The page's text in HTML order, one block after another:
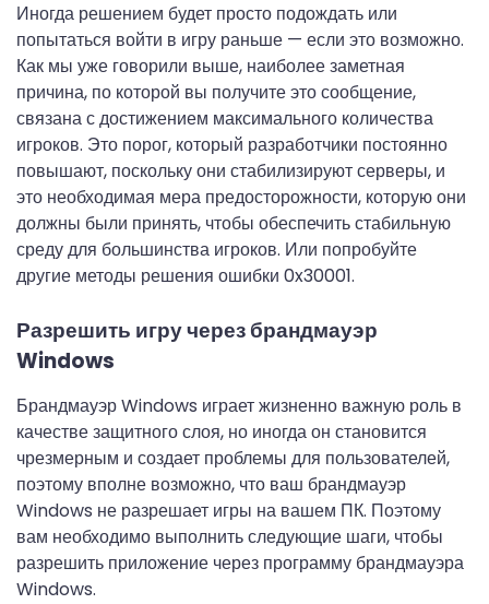
Иногда решением будет просто подождать или
попытаться войти в игру раньше — если это возможно.
Как мы уже говорили выше, наиболее заметная
причина, по которой вы получите это сообщение,
связана с достижением максимального количества
игроков. Это порог, который разработчики постоянно
повышают, поскольку они стабилизируют серверы, и
это необходимая мера предосторожности, которую они
должны были принять, чтобы обеспечить стабильную
среду для большинства игроков. Или попробуйте
другие методы решения ошибки 0x30001.
Разрешить игру через брандмауэр
Windows
Брандмауэр Windows играет жизненно важную роль в
качестве защитного слоя, но иногда он становится
чрезмерным и создает проблемы для пользователей,
поэтому вполне возможно, что ваш брандмауэр
Windows не разрешает игры на вашем ПК. Поэтому
вам необходимо выполнить следующие шаги, чтобы
разрешить приложение через программу брандмауэра
Windows.